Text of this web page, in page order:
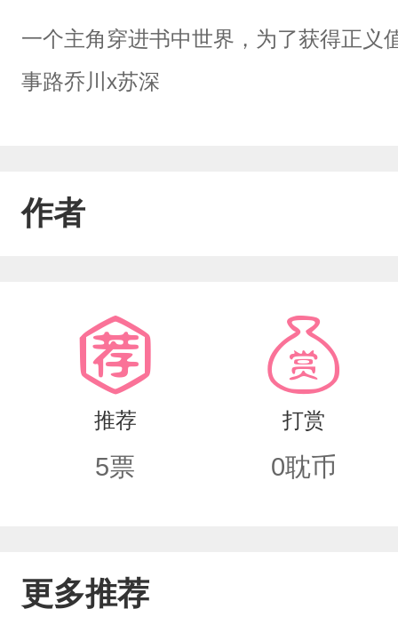
一个主角穿进书中世界，为了获得正义
事路乔川x苏深
作者
推荐
5票
打赏
0耽币
更多推荐